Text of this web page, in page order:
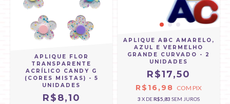
APLIQUE FLOR
TRANSPARENTE
ACRÍLICO CANDY G
(CORES MISTAS) - 5
UNIDADES
R$8,10
APLIQUE ABC AMARELO,
AZUL E VERMELHO
GRANDE CURVADO - 2
UNIDADES
R$17,50
R$16,98 COM PIX
3 X DER$5,83 SEM JUROS